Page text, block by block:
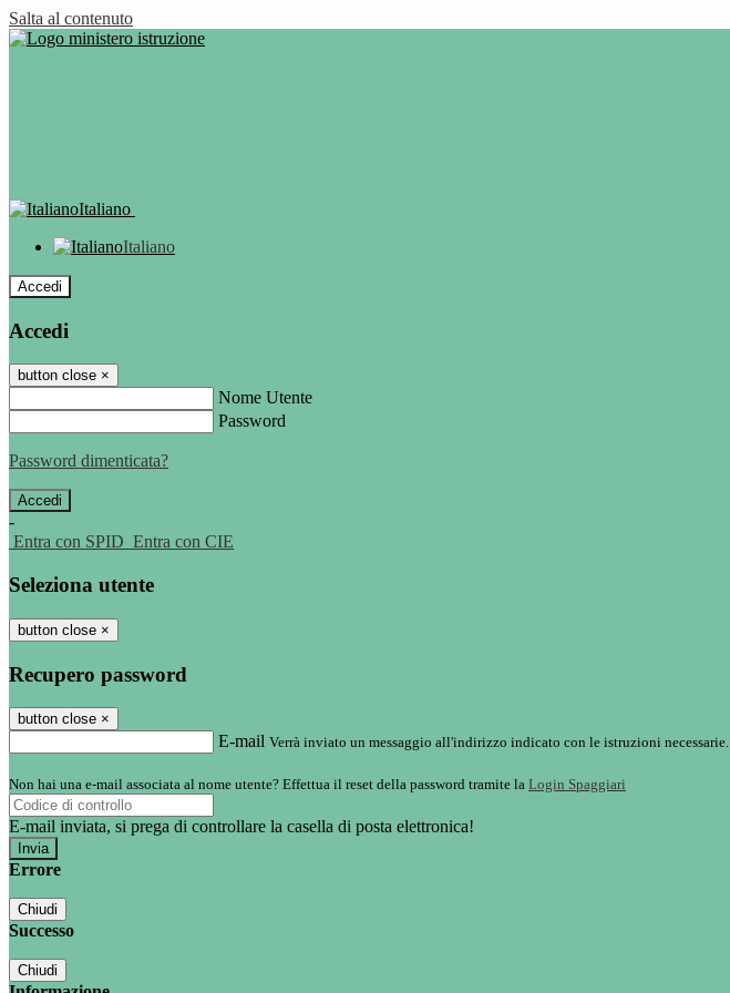
Salta al contenuto
Italiano
Italiano
Accedi
Accedi
button close ×
Nome Utente
Password
Password dimenticata?
-
Entra con SPID Entra con CIE
Seleziona utente
button close ×
Recupero password
button close ×
E-mail Verrà inviato un messaggio all'indirizzo indicato con le istruzioni necessarie.
Non hai una e-mail associata al nome utente? Effettua il reset della password tramite la Login Spaggiari
E-mail inviata, si prega di controllare la casella di posta elettronica!
Errore
Chiudi
Successo
Chiudi